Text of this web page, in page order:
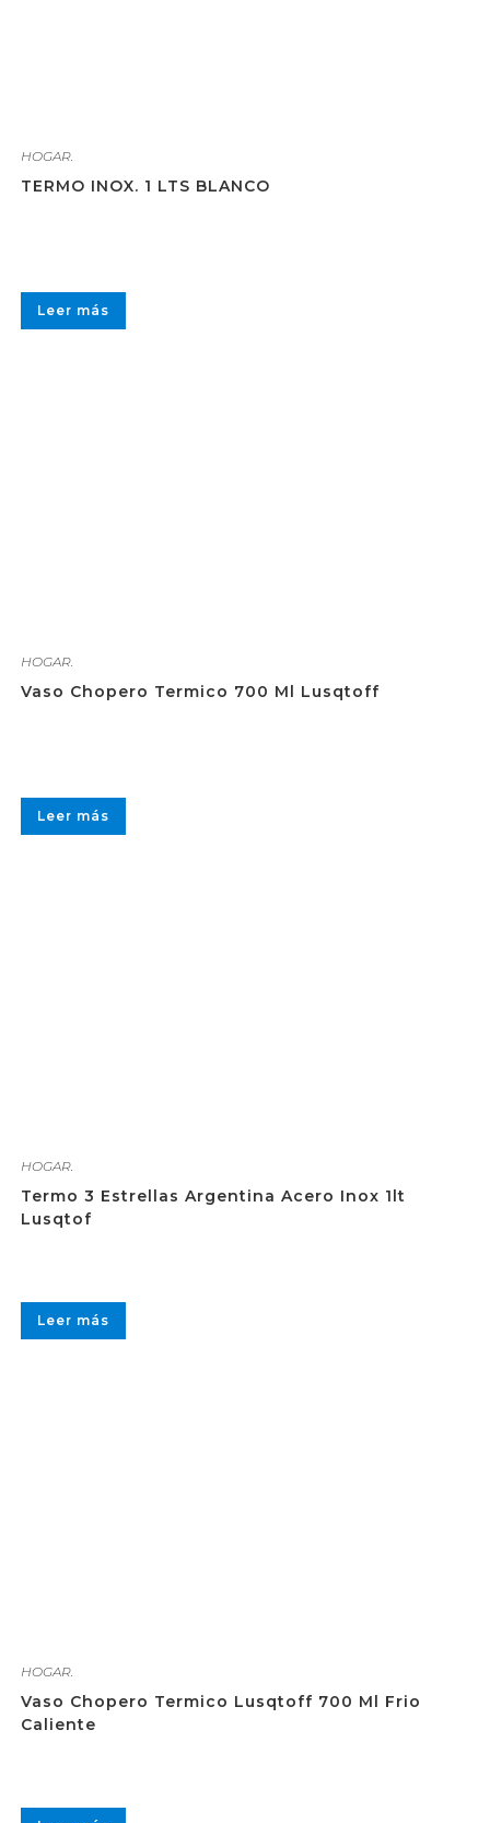
HOGAR.
TERMO INOX. 1 LTS BLANCO
Leer más
HOGAR.
Vaso Chopero Termico 700 Ml Lusqtoff
Leer más
HOGAR.
Termo 3 Estrellas Argentina Acero Inox 1lt
Lusqtof
Leer más
HOGAR.
Vaso Chopero Termico Lusqtoff 700 Ml Frio
Caliente